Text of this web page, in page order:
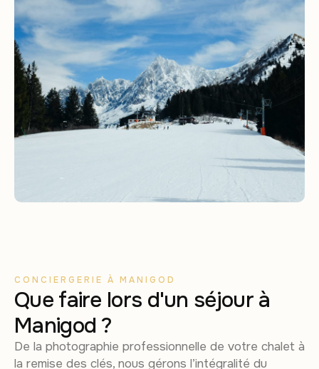
CONCIERGERIE À MANIGOD
Que faire lors d'un séjour à
Manigod ?
De la photographie professionnelle de votre chalet à
la remise des clés, nous gérons l’intégralité du